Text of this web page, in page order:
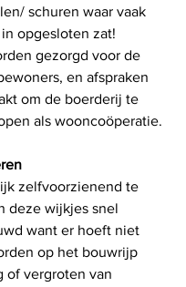
schuren waar vaak
opgesloten zat!
gezorgd voor de
en afspraken
om de boerderij te
als wooncoöperatie.
zelfvoorzienend te
deze wijkjes snel
want er hoeft niet
op het bouwrijp
of vergroten van